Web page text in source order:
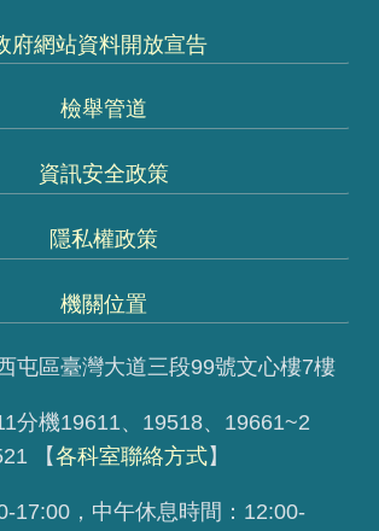
府網站資料開放宣告
檢舉管道
資訊安全政策
隱私權政策
機關位置
屯區臺灣大道三段99號文心樓7樓
分機19611、19518、19661~2
【各科室聯絡方式】
17:00，中午休息時間：12:00-